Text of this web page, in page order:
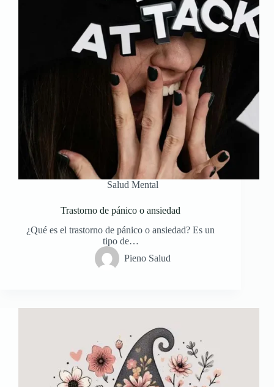
Salud Mental
Trastorno de pánico o ansiedad
¿Qué es el trastorno de pánico o ansiedad? Es un
tipo de…
Pieno Salud